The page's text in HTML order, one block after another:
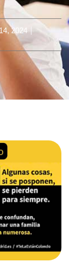
2024